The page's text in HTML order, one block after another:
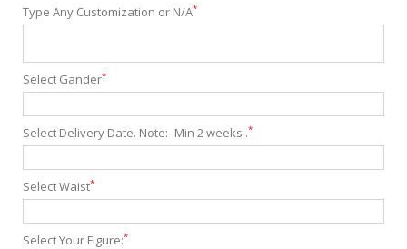
Type Any Customization or N/A*
Select Gander*
Select Delivery Date. Note:- Min 2 weeks .*
Select Waist*
Select Your Figure:*